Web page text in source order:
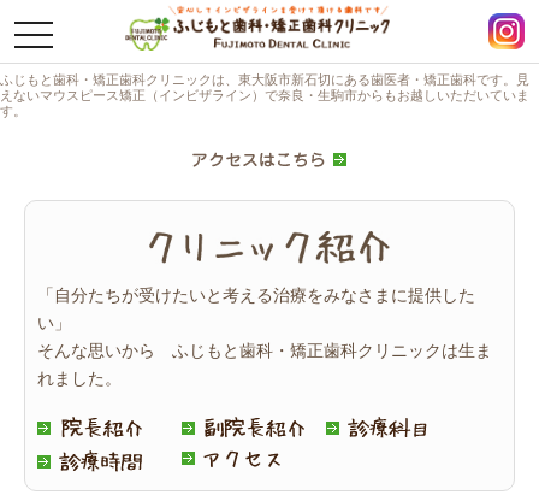
toggle
navigation
ふじもと歯科・矯正歯科クリニックは、東大阪市新石切にある歯医者・矯正歯科です。見
えないマウスピース矯正（インビザライン）で奈良・生駒市からもお越しいただいていま
す。
「自分たちが受けたいと考える治療をみなさまに提供した
い」
そんな思いから ふじもと歯科・矯正歯科クリニックは生ま
れました。